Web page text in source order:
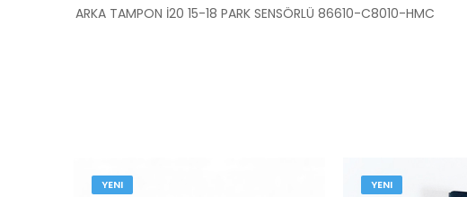
ARKA TAMPON İ20 15-18 PARK SENSÖRLÜ 86610-C8010-HMC
YENI YENI